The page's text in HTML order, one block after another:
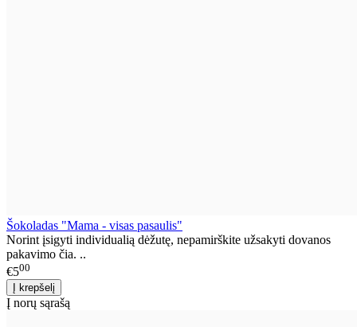
Šokoladas "Mama - visas pasaulis"
Norint įsigyti individualią dėžutę, nepamirškite užsakyti dovanos
pakavimo čia. ..
€500
Į norų sąrašą